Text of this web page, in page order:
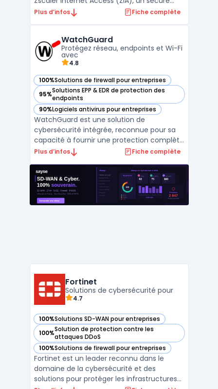
web gateway cloud opéré en proxy cloud
protection des données. L’architecture en
prox ...
Plus d’infos Fiche complète
WatchGuard
Protégez réseau, endpoints et Wi-Fi
avec
4.8
100%Solutions de firewall pour entreprises
— voir WatchGuard dans cette catégorie
95%Solutions EPP & EDR de protection des
endpoints
— voir WatchGuard dans cette catégorie
90%Logiciels antivirus pour entreprises
— voir WatchGuard dans cette catégorie
WatchGuard est une solution de
cybersécurité intégrée, reconnue pour sa
capacité à fournir une protection complète
et simplifiée des réseaux, des endpoints et
les entreprises de toutes tailles,
WatchGuard facilite la gestion de la
sécurité grâce à des so ...
Plus d’infos Fiche complète
Fortinet
Solutions de cybersécurité pour
4.7
100%Solutions SD-WAN pour entreprises
— voir Fortinet dans cette catégorie
100%Solution de protection contre les
attaques DDoS
— voir Fortinet dans cette catégorie
100%Solutions de firewall pour entreprises
— voir Fortinet dans cette catégorie
Fortinet est un leader reconnu dans le
domaine de la cybersécurité et des
solutions pour protéger les infrastructures